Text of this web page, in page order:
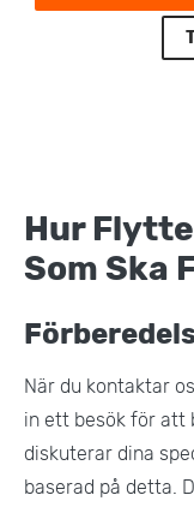
Hur
Som Ska
När du kontaktar
in ett besök för att
diskuterar dina
baserad på detta.